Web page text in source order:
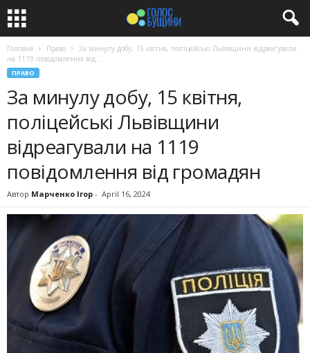
Головна Право
За минулу добу, 15 квітня, поліцейські Львівщини відреагували
на 1119 повідомлення від...
ПРАВО
За минулу добу, 15 квітня,
поліцейські Львівщини
відреагували на 1119
повідомлення від громадян
Автор Марченко Ігор - April 16, 2024